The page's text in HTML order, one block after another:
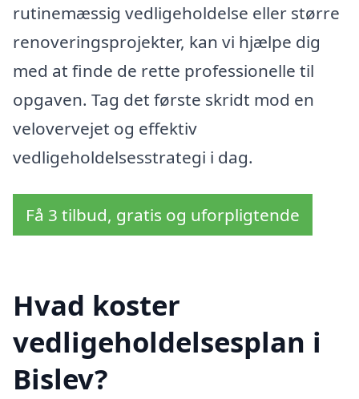
rutinemæssig vedligeholdelse eller større
renoveringsprojekter, kan vi hjælpe dig
med at finde de rette professionelle til
opgaven. Tag det første skridt mod en
velovervejet og effektiv
vedligeholdelsesstrategi i dag.
Få 3 tilbud, gratis og uforpligtende
Hvad koster
vedligeholdelsesplan i
Bislev?